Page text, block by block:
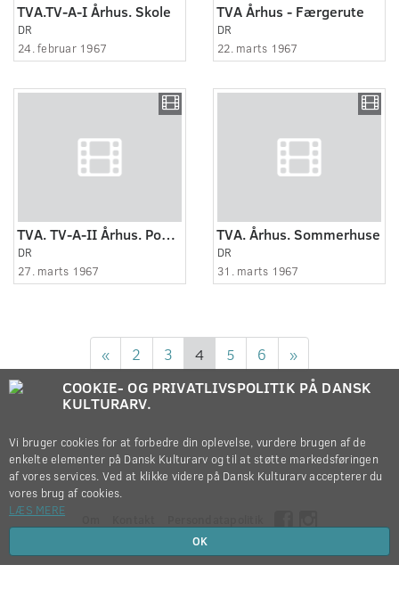
TVA.TV-A-I Århus. Skole
DR
24. februar 1967
TVA Århus - Færgerute
DR
22. marts 1967
TVA. TV-A-II Århus. Ponton
DR
27. marts 1967
TVA. Århus. Sommerhuse
DR
31. marts 1967
« 2 3 4 5 6 »
Copyright © 2012-2026
COOKIE- OG PRIVATLIVSPOLITIK PÅ DANSK
KULTURARV.
Vi bruger cookies for at forbedre din oplevelse, vurdere brugen af de
enkelte elementer på Dansk Kulturarv og til at støtte markedsføringen
af vores services. Ved at klikke videre på Dansk Kulturarv accepterer du
vores brug af cookies.
LÆS MERE
OK